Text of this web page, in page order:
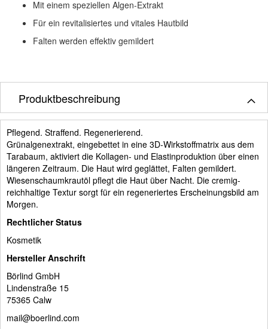
Mit einem speziellen Algen-Extrakt
Für ein revitalisiertes und vitales Hautbild
Falten werden effektiv gemildert
Produktbeschreibung
Pflegend. Straffend. Regenerierend.
Grünalgenextrakt, eingebettet in eine 3D-Wirkstoffmatrix aus dem
Tarabaum, aktiviert die Kollagen- und Elastinproduktion über einen
längeren Zeitraum. Die Haut wird geglättet, Falten gemildert.
Wiesenschaumkrautöl pflegt die Haut über Nacht. Die cremig-
reichhaltige Textur sorgt für ein regeneriertes Erscheinungsbild am
Morgen.
Rechtlicher Status
Kosmetik
Hersteller Anschrift
Börlind GmbH
Lindenstraße 15
75365 Calw
mail@boerlind.com